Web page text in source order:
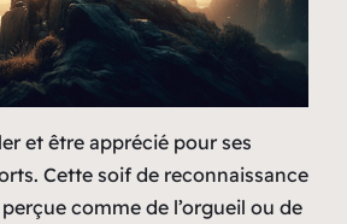
et être apprécié pour ses
Cette soif de reconnaissance
comme de l’orgueil ou de